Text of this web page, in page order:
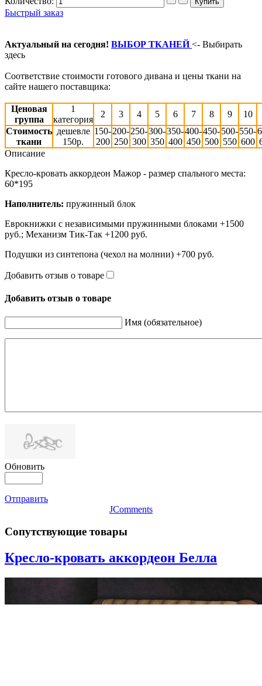
Быстрый заказ
Актуальный на сегодня! ВЫБОР ТКАНЕЙ<- Выбирать
здесь
Соответствие стоимости готового дивана и цены ткани на
сайте нашего поставщика:
Ценовая
группа
1
категория
2 3 4 5 6 7 8 9 10
Стоимость
ткани
дешевле
150р.
150-
200
200-
250
250-
300
300-
350
350-
400
400-
450
450-
500
500-
550
550-
600
Описание
Кресло-кровать аккордеон Мажор - размер спального места:
60*195
Наполнитель: пружинный блок
Еврокнижки с независимыми пружинными блоками +1500
руб.; Механизм Тик-Так +1200 руб.
Подушки из синтепона (чехол на молнии) +700 руб.
Добавить отзыв о товаре
Добавить отзыв о товаре
Имя (обязательное)
Обновить
Отправить
JComments
Сопутствующие товары
Кресло-кровать аккордеон Белла